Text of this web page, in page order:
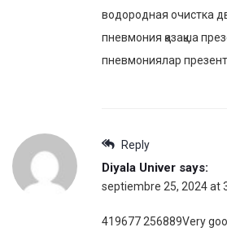
водородная очистка
пневмония қазақша
пневмониялар
Reply
Diyala Univer says:
septiembre 25, 2024 at
419677 256889Very